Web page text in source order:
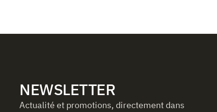
NEWSLETTER
Actualité et promotions, directement dans